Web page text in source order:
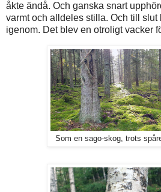
åkte ändå. Och ganska snart
varmt och alldeles stilla. Och till slut
igenom. Det blev en otroligt vacker
Som en sago-skog, trots